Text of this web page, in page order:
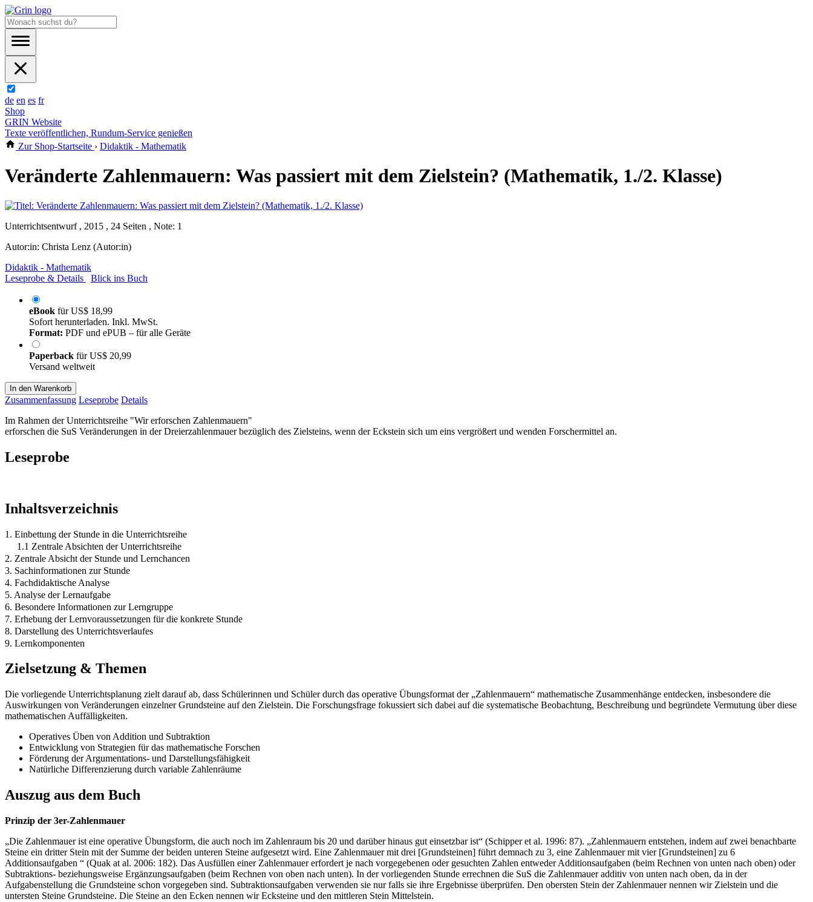
de en es fr
Shop
GRIN Website
Texte veröffentlichen, Rundum-Service genießen
Zur Shop-Startseite › Didaktik - Mathematik
Veränderte Zahlenmauern: Was passiert mit dem Zielstein? (Mathematik, 1./2. Klasse)
Unterrichtsentwurf , 2015 , 24 Seiten , Note: 1
Autor:in: Christa Lenz (Autor:in)
Didaktik - Mathematik
Leseprobe & Details
Blick ins Buch
eBook fürUS$ 18,99
Sofort herunterladen. Inkl. MwSt.
Format: PDF und ePUB – für alle Geräte
Paperback fürUS$ 20,99
Versand weltweit
In den Warenkorb
Zusammenfassung Leseprobe Details
Im Rahmen der Unterrichtsreihe "Wir erforschen Zahlenmauern"
erforschen die SuS Veränderungen in der Dreierzahlenmauer bezüglich des Zielsteins, wenn der Eckstein sich um eins vergrößert und wenden Forschermittel an.
Leseprobe
Inhaltsverzeichnis
1. Einbettung der Stunde in die Unterrichtsreihe
1.1 Zentrale Absichten der Unterrichtsreihe
2. Zentrale Absicht der Stunde und Lernchancen
3. Sachinformationen zur Stunde
4. Fachdidaktische Analyse
5. Analyse der Lernaufgabe
6. Besondere Informationen zur Lerngruppe
7. Erhebung der Lernvoraussetzungen für die konkrete Stunde
8. Darstellung des Unterrichtsverlaufes
9. Lernkomponenten
Zielsetzung & Themen
Die vorliegende Unterrichtsplanung zielt darauf ab, dass Schülerinnen und Schüler durch das operative Übungsformat der „Zahlenmauern“ mathematische Zusammenhänge entdecken, insbesondere die
Auswirkungen von Veränderungen einzelner Grundsteine auf den Zielstein. Die Forschungsfrage fokussiert sich dabei auf die systematische Beobachtung, Beschreibung und begründete Vermutung über diese
mathematischen Auffälligkeiten.
Operatives Üben von Addition und Subtraktion
Entwicklung von Strategien für das mathematische Forschen
Förderung der Argumentations- und Darstellungsfähigkeit
Natürliche Differenzierung durch variable Zahlenräume
Auszug aus dem Buch
Prinzip der 3er-Zahlenmauer
„Die Zahlenmauer ist eine operative Übungsform, die auch noch im Zahlenraum bis 20 und darüber hinaus gut einsetzbar ist“ (Schipper et al. 1996: 87). „Zahlenmauern entstehen, indem auf zwei benachbarte
Steine ein dritter Stein mit der Summe der beiden unteren Steine aufgesetzt wird. Eine Zahlenmauer mit drei [Grundsteinen] führt demnach zu 3, eine Zahlenmauer mit vier [Grundsteinen] zu 6
Additionsaufgaben “ (Quak at al. 2006: 182). Das Ausfüllen einer Zahlenmauer erfordert je nach vorgegebenen oder gesuchten Zahlen entweder Additionsaufgaben (beim Rechnen von unten nach oben) oder
Subtraktions- beziehungsweise Ergänzungsaufgaben (beim Rechnen von oben nach unten). In der vorliegenden Stunde errechnen die SuS die Zahlenmauer additiv von unten nach oben, da in der
Aufgabenstellung die Grundsteine schon vorgegeben sind. Subtraktionsaufgaben verwenden sie nur falls sie ihre Ergebnisse überprüfen. Den obersten Stein der Zahlenmauer nennen wir Zielstein und die
untersten Steine Grundsteine. Die Steine an den Ecken nennen wir Ecksteine und den mittleren Stein Mittelstein.